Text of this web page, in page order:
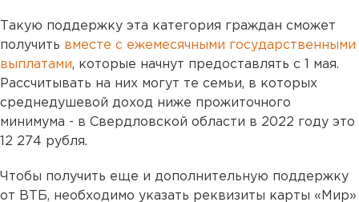
Такую поддержку эта категория граждан сможет
получить вместе с ежемесячными государственными
выплатами, которые начнут предоставлять с 1 мая.
Рассчитывать на них могут те семьи, в которых
среднедушевой доход ниже прожиточного
минимума - в Свердловской области в 2022 году это
12 274 рубля.
Чтобы получить еще и дополнительную поддержку
от ВТБ, необходимо указать реквизиты карты «Мир»